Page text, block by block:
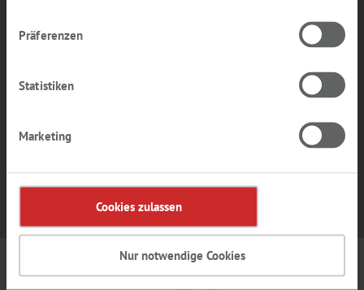
Präferenzen
Statistiken
Marketing
Cookies zulassen
Nur notwendige Cookies
Aktionsangeboten oder Einladungen zu
GMBH & CO. KG